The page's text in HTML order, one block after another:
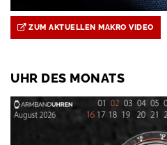
ZUM AKTUELLEN MAKRO VIDEO
UHR DES MONATS